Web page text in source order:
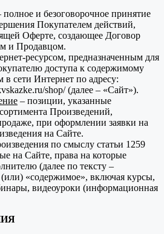
и безоговорочное принятие
Покупателем действий,
Оферте, создающее Договор
и Продавцом.
ресурсом, предназначенным для
доступа к содержимому
сети Интернет по адресу:
shop/ (далее – «Сайт»).
– позиции, указанные
Произведений,
при оформлении заявки на
на Сайте.
по смыслу статьи 1259
на Сайте, права на которые
(далее по тексту –
«содержимое», включая курсы,
видеоуроки (информационная